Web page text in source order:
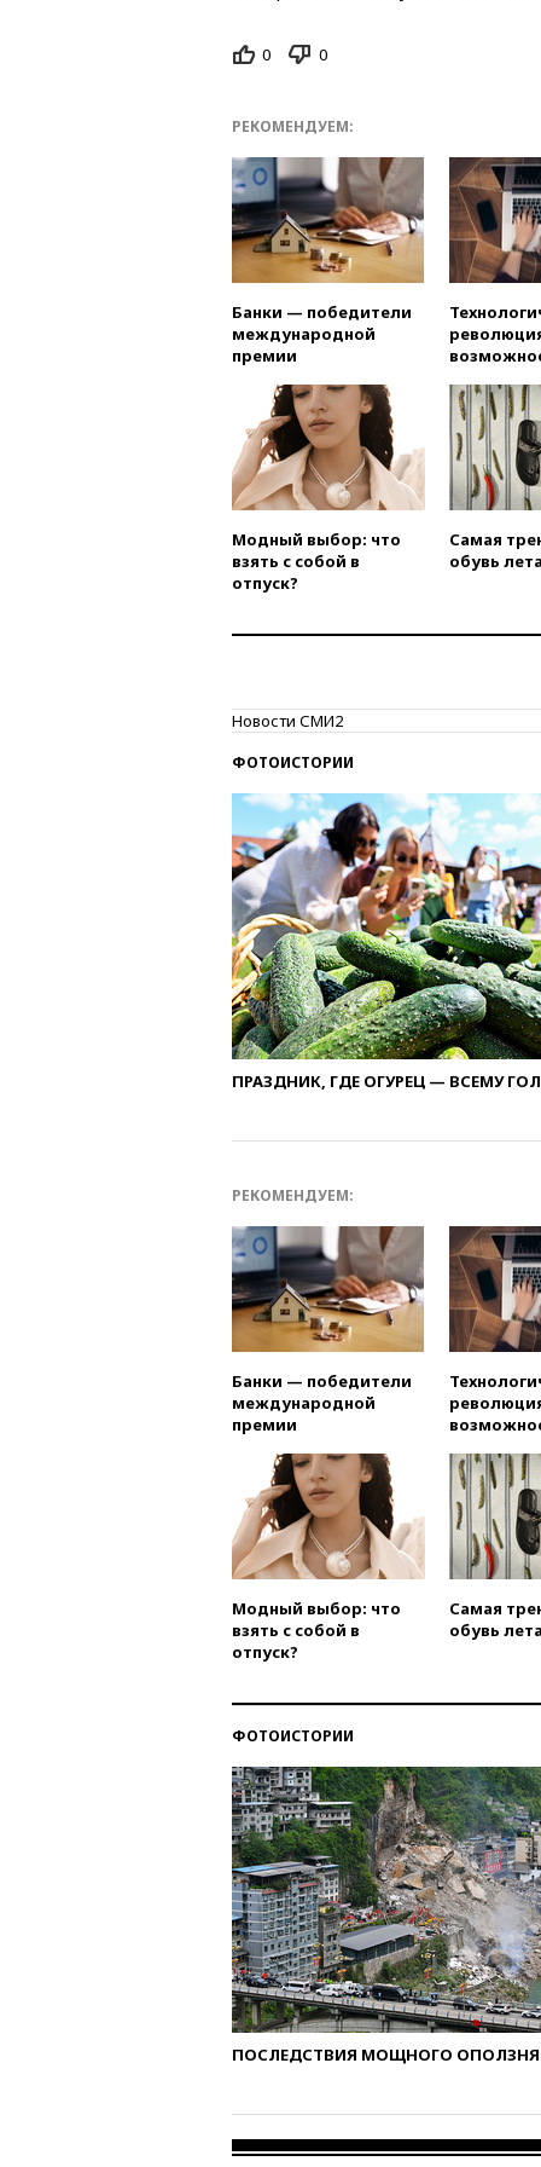
0 0
РЕКОМЕНДУЕМ:
Банки — победители
международной
премии
Модный выбор: что
взять с собой в
отпуск?
Самая
обувь
Новости СМИ2
ФОТОИСТОРИИ
ПРАЗДНИК, ГДЕ ОГУРЕЦ — ВСЕМУ
РЕКОМЕНДУЕМ:
Банки — победители
международной
премии
Модный выбор: что
взять с собой в
отпуск?
Самая
обувь
ФОТОИСТОРИИ
ПОСЛЕДСТВИЯ МОЩНОГО ОПОЛЗНЯ